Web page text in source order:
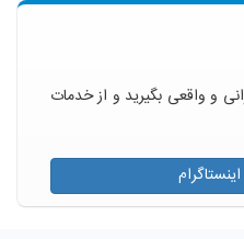
و واقعی بگیرید و از خدمات